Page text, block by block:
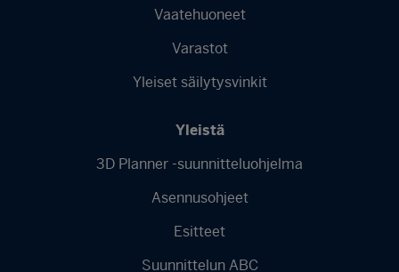
Vaatehuoneet
Varastot
Yleiset säilytysvinkit
Yleistä
3D Planner -suunnitteluohjelma
Asennusohjeet
Esitteet
Suunnittelun ABC